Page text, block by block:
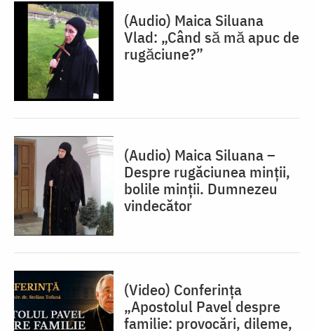
(Audio) Maica Siluana
Vlad: „Când să mă apuc de
rugăciune?”
(Audio) Maica Siluana –
Despre rugăciunea minții,
bolile minții. Dumnezeu
vindecător
(Video) Conferința
„Apostolul Pavel despre
familie: provocări, dileme,